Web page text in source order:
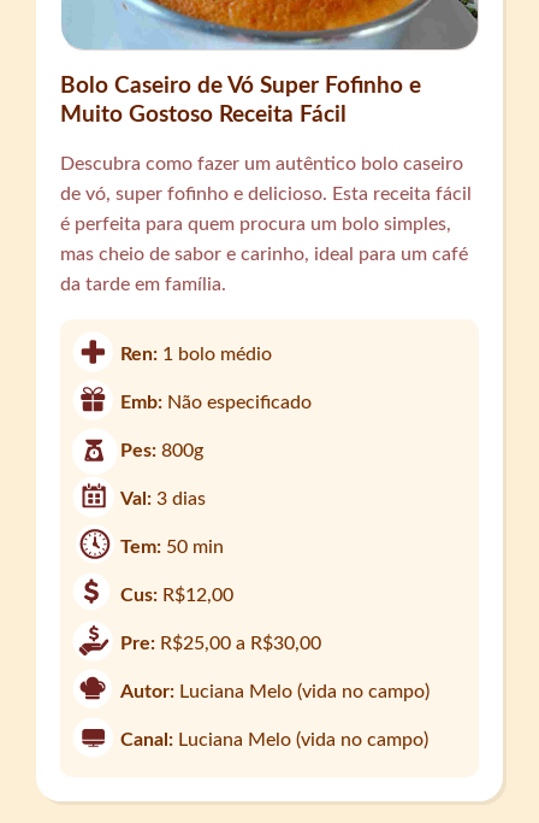
Bolo Caseiro de Vó Super Fofinho e
Muito Gostoso Receita Fácil
Descubra como fazer um autêntico bolo caseiro
de vó, super fofinho e delicioso. Esta receita fácil
é perfeita para quem procura um bolo simples,
mas cheio de sabor e carinho, ideal para um café
da tarde em família.
Ren: 1 bolo médio
Emb: Não especificado
Pes:800g
Val:3 dias
Tem: 50 min
Cus: R$12,00
Pre: R$25,00 a R$30,00
Autor: Luciana Melo (vida no campo)
Canal: Luciana Melo (vida no campo)